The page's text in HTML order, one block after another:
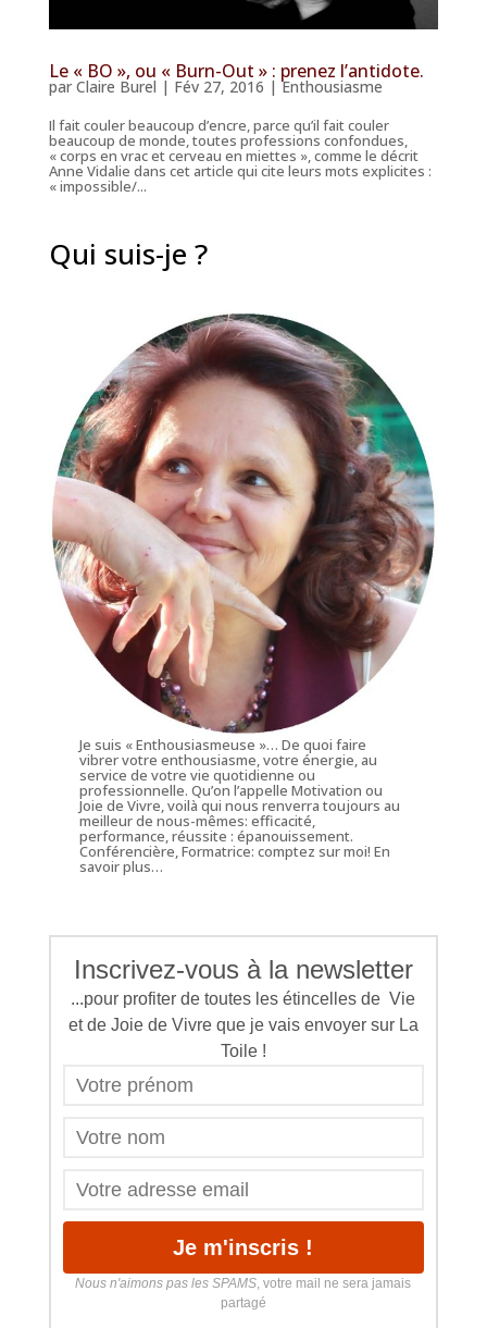
Le « BO », ou « Burn-Out » : prenez l’antidote.
par Claire Burel | Fév 27, 2016 | Enthousiasme
Il fait couler beaucoup d’encre, parce qu’il fait couler
beaucoup de monde, toutes professions confondues,
« corps en vrac et cerveau en miettes », comme le décrit
Anne Vidalie dans cet article qui cite leurs mots explicites :
« impossible/...
Qui suis-je ?
Je suis « Enthousiasmeuse »… De quoi faire
vibrer votre enthousiasme, votre énergie, au
service de votre vie quotidienne ou
professionnelle. Qu’on l’appelle Motivation ou
Joie de Vivre, voilà qui nous renverra toujours au
meilleur de nous-mêmes: efficacité,
performance, réussite : épanouissement.
Conférencière, Formatrice: comptez sur moi!En
savoir plus…
Inscrivez-vous à la newsletter
...pour profiter de toutes les étincelles de Vie
et de Joie de Vivre que je vais envoyer sur La
Toile !
Nous n'aimons pas les SPAMS , votre mail ne sera jamais
partagé